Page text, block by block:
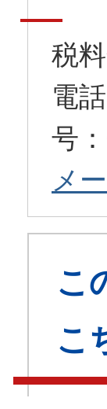
税
電
号
メ
こ
こ